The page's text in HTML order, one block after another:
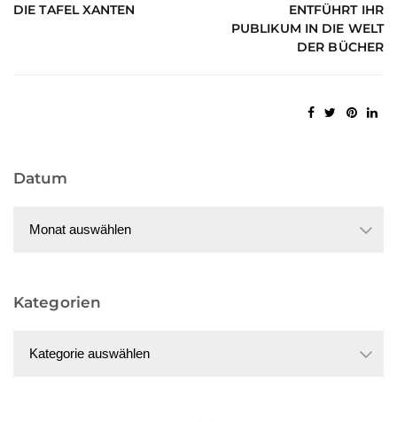
DIE TAFEL XANTEN
ENTFÜHRT IHR
PUBLIKUM IN DIE WELT
DER BÜCHER
Datum
Kategorien